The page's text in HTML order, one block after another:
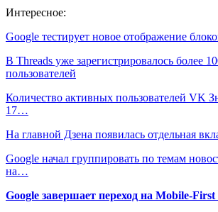
Интересное:
Google тестирует новое отображение
В Threads уже зарегистрировалось более
пользователей
Количество активных пользователей VK
17…
На главной Дзена появилась отдельная
Google начал группировать по темам
на…
Google завершает переход на Mobile-